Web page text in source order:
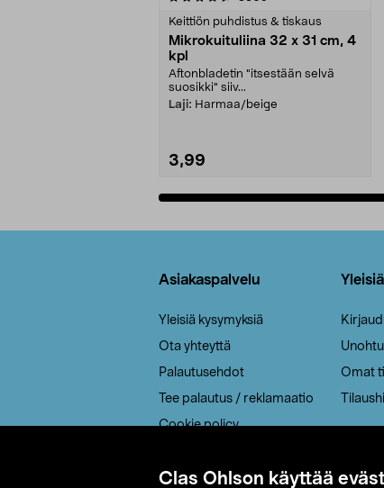
Clas Ohlson käyttää
Keittiön puhdistus & tiskaus
Mikrokuituliina 32 x 31 cm, 4
kpl
Aftonbladetin "itsestään selvä
suosikki" siiv...
Laji: Harmaa/beige
3,99
Asiakaspalvelu
Yleisiä kysymyksiä
Ota yhteyttä
Palautusehdot
Tee palautus / reklamaatio
Cookie policy
Saavutettavuus
Omat